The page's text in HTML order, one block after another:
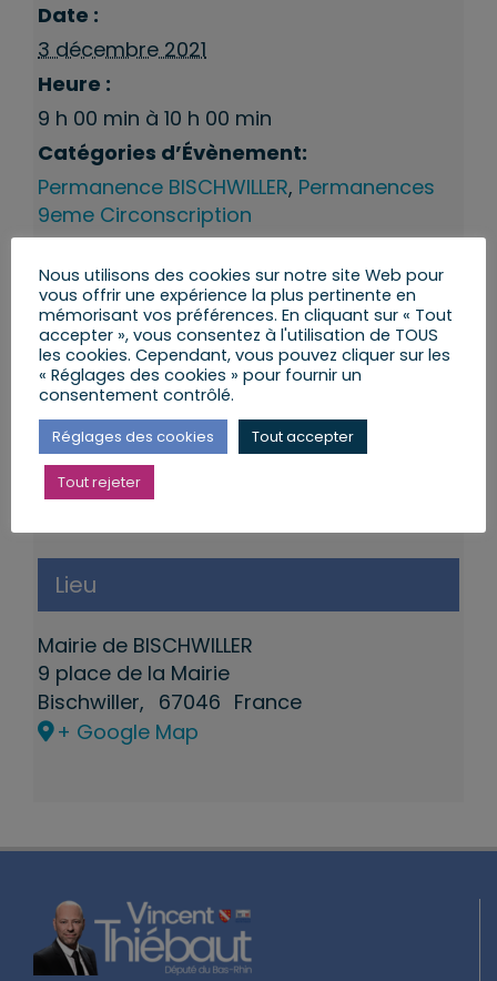
Date :
3 décembre 2021
Heure :
9 h 00 min à 10 h 00 min
Catégories d’Évènement:
Permanence BISCHWILLER, Permanences
9eme Circonscription
Lieu
Mairie de BISCHWILLER
9 place de la Mairie
Bischwiller, 67046 France
+ Google Map
Nous utilisons des cookies sur notre site Web pour
vous offrir une expérience la plus pertinente en
mémorisant vos préférences. En cliquant sur « Tout
accepter », vous consentez à l'utilisation de TOUS
les cookies. Cependant, vous pouvez cliquer sur les
« Réglages des cookies » pour fournir un
consentement contrôlé.
Réglages des cookies Tout accepter
Tout rejeter